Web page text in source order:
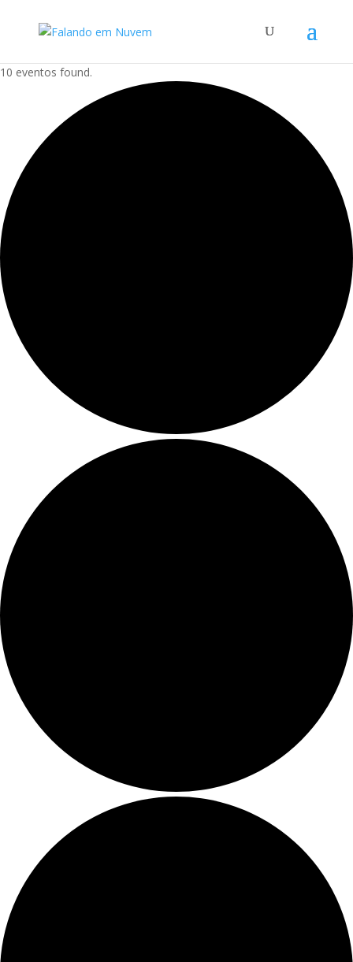
10 eventos found.